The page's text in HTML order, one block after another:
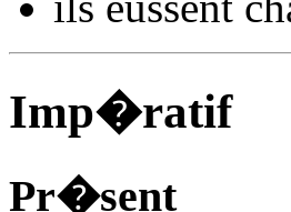
Imp�ratif
Pr�sent